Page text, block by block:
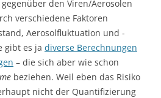
den Viren/Aerosolen
verschiedene Faktoren
Aerosolfluktuation und -
gibt es ja diverse Berechnungen
– die sich aber wie schon
beziehen. Weil eben das Risiko
nicht der Quantifizierung